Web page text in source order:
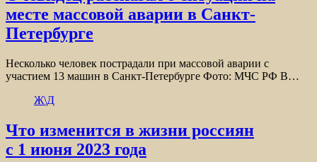
месте массовой аварии в Санкт-
Петербурге
Несколько человек пострадали при массовой аварии с
участием 13 машин в Санкт-Петербурге Фото: МЧС РФ В…
Ж\Д
Что изменится в жизни россиян
с 1 июня 2023 года